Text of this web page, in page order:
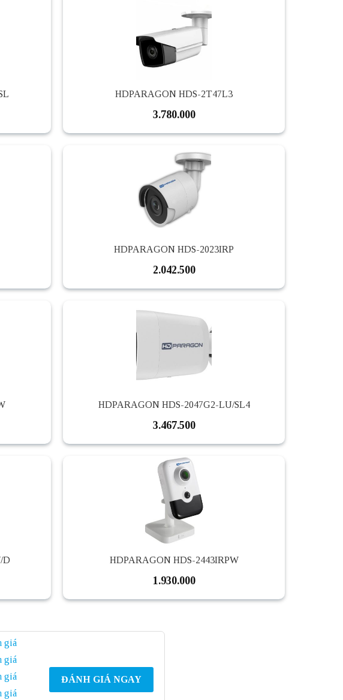
HDPARAGON HDS-2T47L3
3.780.000
HDPARAGON HDS-2023IRP
2.042.500
HDPARAGON HDS-2047G2-LU/SL4
3.467.500
D HDPARAGON HDS-2443IRPW
1.930.000
giá
giá
giá
giá
ĐÁNH GIÁ NGAY